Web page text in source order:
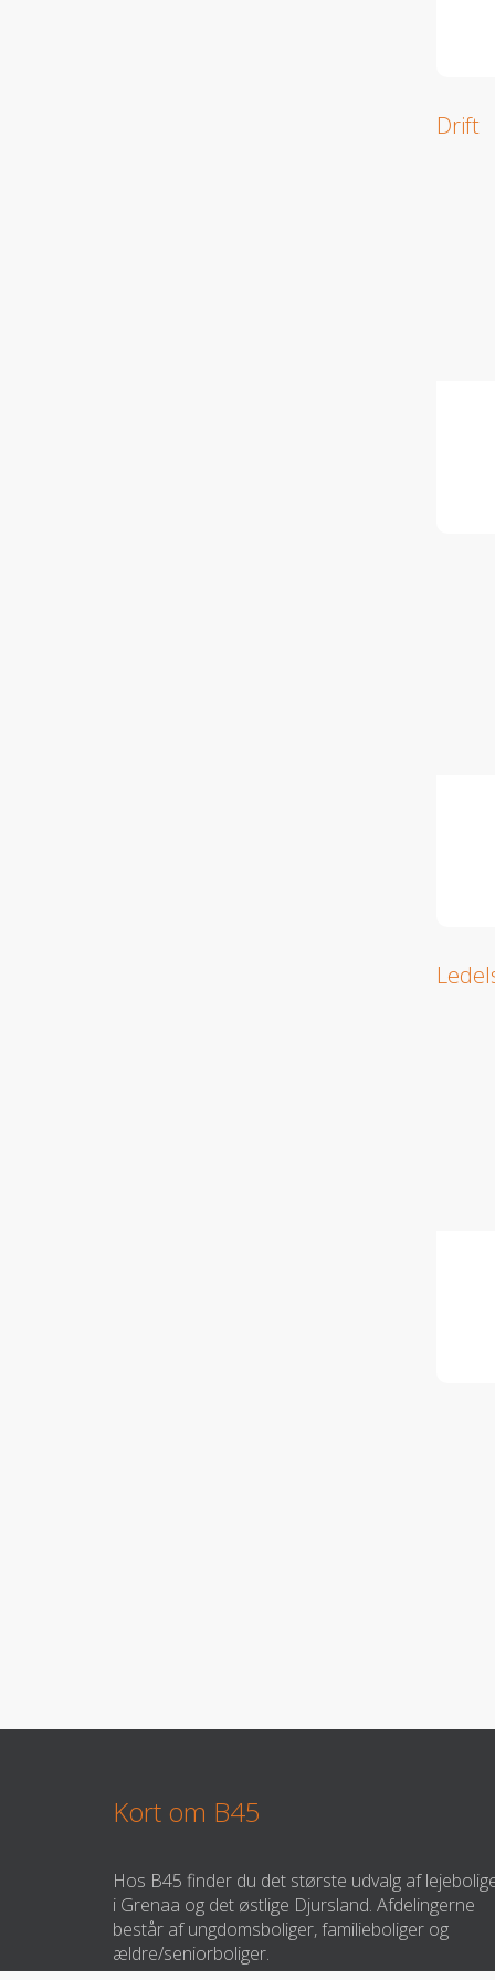
Drift
Kort om B45
Hos B45 finder du det største udvalg af
i Grenaa og det østlige Djursland. Afdelingerne
består af ungdomsboliger, familieboliger og
ældre/seniorboliger.